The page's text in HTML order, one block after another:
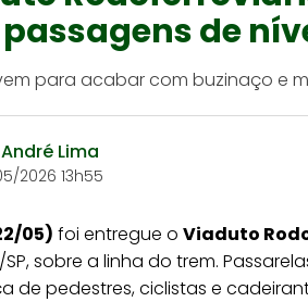
de
para acabar com buzinaço e
André Lima
2026 13h55
05) foi entregue o Viaduto
sobre a linha do trem.
de pedestres, ciclistas e